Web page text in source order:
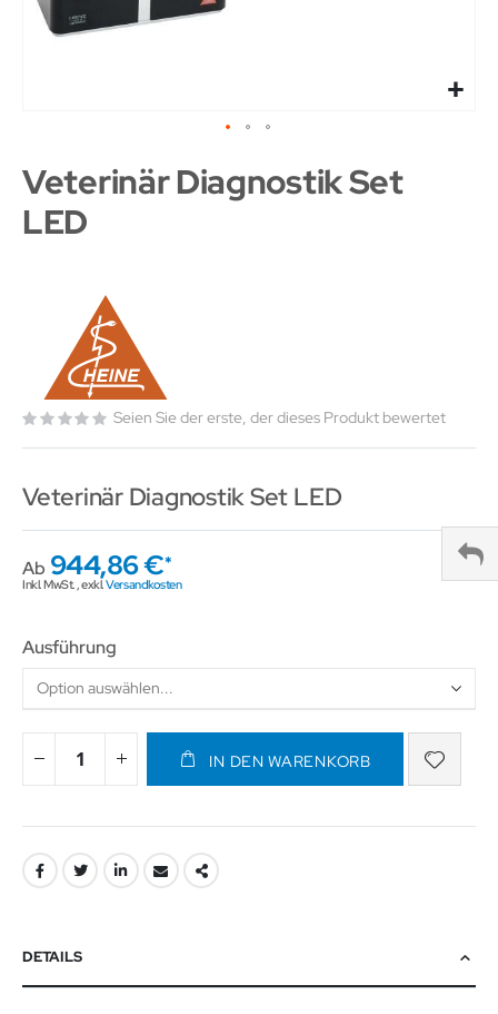
Veterinär Diagnostik Set
LED
Seien Sie der erste, der dieses Produkt bewertet
Veterinär Diagnostik Set LED
Ab 944,86 €
Inkl. MwSt.,exkl.Versandkosten
Ausführung
IN DEN WARENKORB
DETAILS